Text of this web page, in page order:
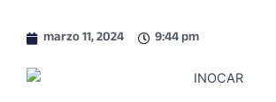
marzo 11, 2024 9:44 pm